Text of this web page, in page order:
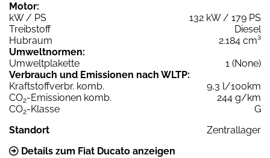
Motor:
kW / PS
132 kW / 179 PS
Treibstoff
Diesel
Hubraum
2.184 cm³
Umweltnormen:
Umweltplakette
1 (None)
Verbrauch und Emissionen nach WLTP:
Kraftstoffverbr. komb.
9,3 l/100km
CO2-Emissionen komb.
244 g/km
CO2-Klasse
G
Standort
Zentrallager
Details zum Fiat Ducato anzeigen